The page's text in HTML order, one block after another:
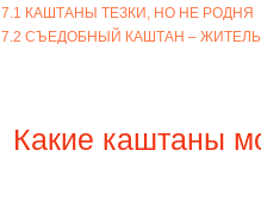
7.1 КАШТАНЫ ТЕЗКИ, НО НЕ РОДНЯ
7.2 СЪЕДОБНЫЙ КАШТАН –
Какие каштаны